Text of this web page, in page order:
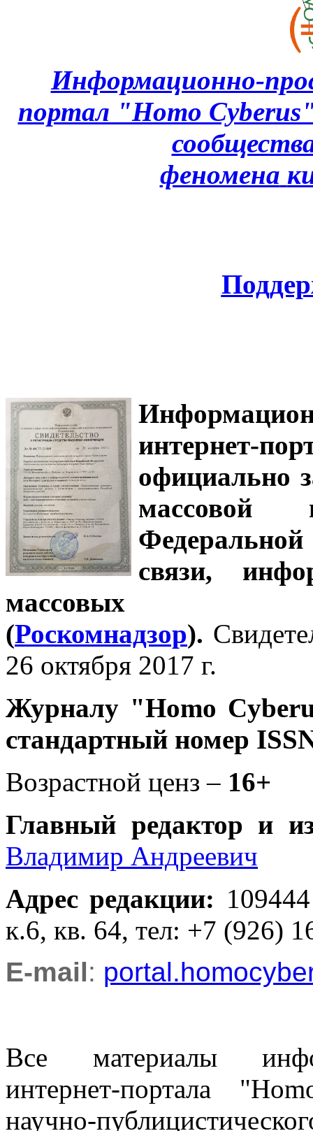
Информационно-
портал "Homo
феномена
интернет-
официально
связи,
массовых
(Роскомнадзор).
26 октября 2017 г.
Журналу "Homo
стандартный номер
Возрастной ценз – 16+
Главный редактор и
Владимир Андреевич
Адрес редакции:
к.6, кв. 64, тел: +7 (926)
E-mail:
Все материалы
интернет-портала
научно-